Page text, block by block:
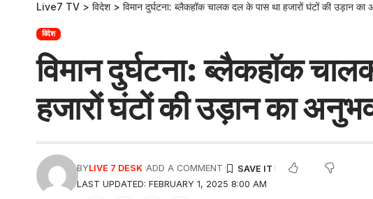
Live7 TV > विदेश > विमान दुर्घटना: ब्लैकहॉक चालक दल के पास था हजारों घंटों की उड़ान का
विदेश
विमान दुर्घटना: ब्लैकहॉक
हजारों घंटों की उड़ान का
LAST UPDATED: FEBRUARY 1, 2025 8:00 AM
BYLIVE 7 DESK ADD A COMMENT